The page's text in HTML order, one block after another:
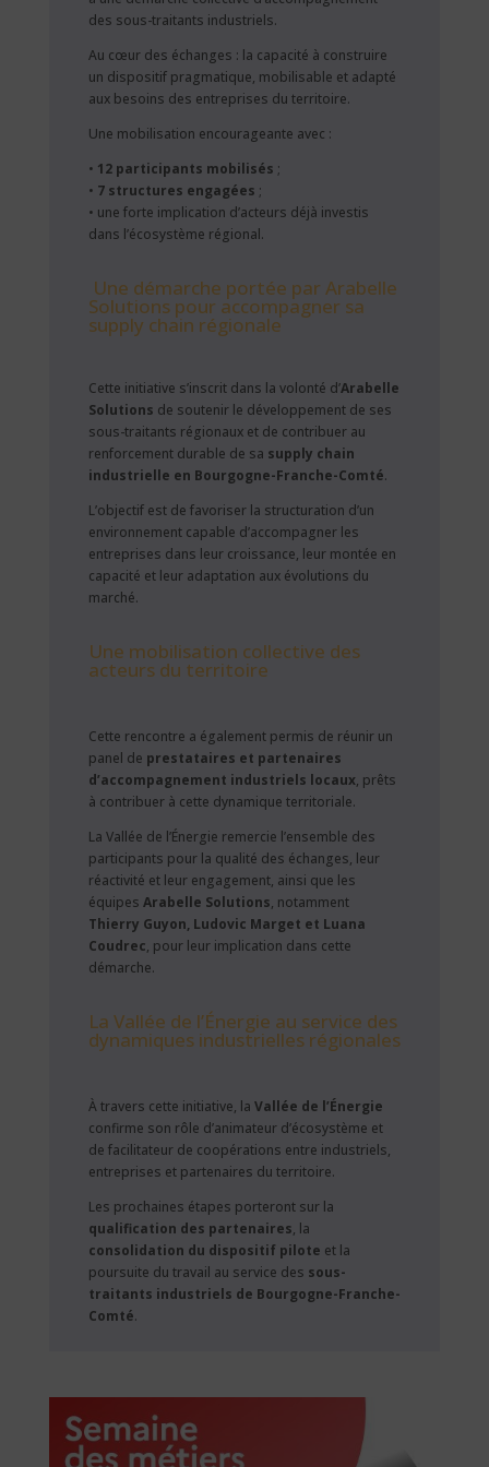
des sous-traitants industriels.
Au cœur des échanges : la capacité à construire
un dispositif pragmatique, mobilisable et adapté
aux besoins des entreprises du territoire.
Une mobilisation encourageante avec :
• 12 participants mobilisés ;
• 7 structures engagées ;
• une forte implication d’acteurs déjà investis
dans l’écosystème régional.
Une démarche portée par Arabelle
Solutions pour accompagner sa
supply chain régionale
Cette initiative s’inscrit dans la volonté d’Arabelle
Solutions de soutenir le développement de ses
sous-traitants régionaux et de contribuer au
renforcement durable de sa supply chain
industrielle en Bourgogne-Franche-Comté.
L’objectif est de favoriser la structuration d’un
environnement capable d’accompagner les
entreprises dans leur croissance, leur montée en
capacité et leur adaptation aux évolutions du
marché.
Une mobilisation collective des
acteurs du territoire
Cette rencontre a également permis de réunir un
panel de prestataires et partenaires
d’accompagnement industriels locaux, prêts
à contribuer à cette dynamique territoriale.
La Vallée de l’Énergie remercie l’ensemble des
participants pour la qualité des échanges, leur
réactivité et leur engagement, ainsi que les
équipes Arabelle Solutions, notamment
Thierry Guyon, Ludovic Marget et Luana
Coudrec, pour leur implication dans cette
démarche.
La Vallée de l’Énergie au service des
dynamiques industrielles régionales
À travers cette initiative, la Vallée de l’Énergie
confirme son rôle d’animateur d’écosystème et
de facilitateur de coopérations entre industriels,
entreprises et partenaires du territoire.
Les prochaines étapes porteront sur la
qualification des partenaires, la
consolidation du dispositif pilote et la
poursuite du travail au service des sous-
traitants industriels de Bourgogne-Franche-
Comté.